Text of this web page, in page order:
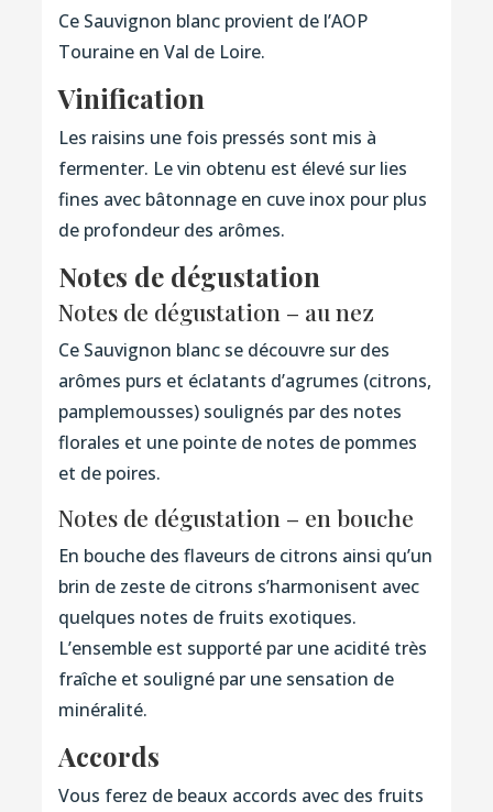
Ce Sauvignon blanc provient de l’AOP
Touraine en Val de Loire.
Vinification
Les raisins une fois pressés sont mis à
fermenter. Le vin obtenu est élevé sur lies
fines avec bâtonnage en cuve inox pour plus
de profondeur des arômes.
Notes de dégustation
Notes de dégustation – au nez
Ce Sauvignon blanc se découvre sur des
arômes purs et éclatants d’agrumes (citrons,
pamplemousses) soulignés par des notes
florales et une pointe de notes de pommes
et de poires.
Notes de dégustation – en bouche
En bouche des flaveurs de citrons ainsi qu’un
brin de zeste de citrons s’harmonisent avec
quelques notes de fruits exotiques.
L’ensemble est supporté par une acidité très
fraîche et souligné par une sensation de
minéralité.
Accords
Vous ferez de beaux accords avec des fruits